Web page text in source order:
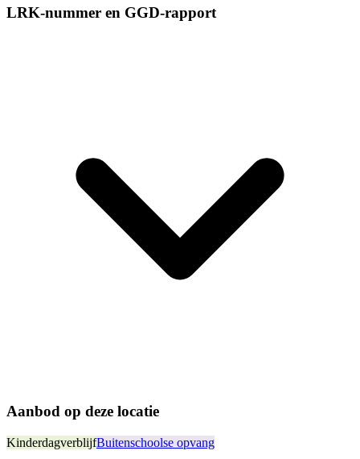
LRK-nummer en GGD-rapport
Aanbod op deze locatie
KinderdagverblijfBuitenschoolse opvang